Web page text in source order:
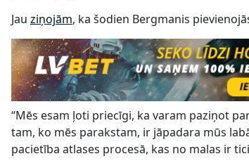
Jau ziņojām, ka šodien Bergmanis
“Mēs esam ļoti priecīgi, ka varam paziņot
tam, ko mēs parakstam, ir jāpadara mūs
pacietība atlases procesā, kas no malas ir